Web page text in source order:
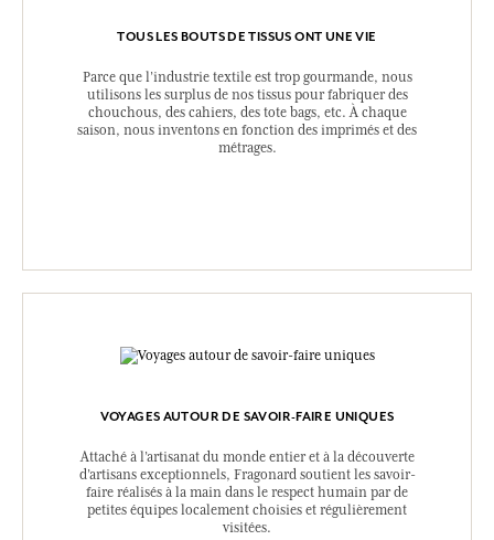
TOUS LES BOUTS DE TISSUS ONT UNE VIE
Parce que l’industrie textile est trop gourmande, nous
utilisons les surplus de nos tissus pour fabriquer des
chouchous, des cahiers, des tote bags, etc. À chaque
saison, nous inventons en fonction des imprimés et des
métrages.
VOYAGES AUTOUR DE SAVOIR-FAIRE UNIQUES
Attaché à l’artisanat du monde entier et à la découverte
d’artisans exceptionnels, Fragonard soutient les savoir-
faire réalisés à la main dans le respect humain par de
petites équipes localement choisies et régulièrement
visitées.